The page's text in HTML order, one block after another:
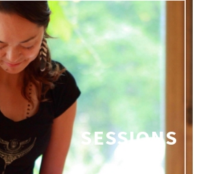
SESSIONS